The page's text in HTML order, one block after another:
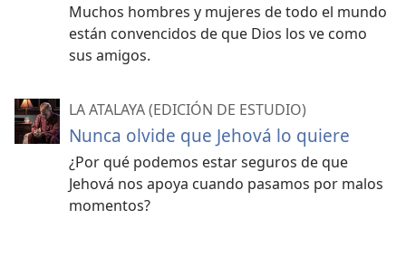
Muchos hombres y mujeres de todo el mundo
están convencidos de que Dios los ve como
sus amigos.
LA ATALAYA (EDICIÓN DE ESTUDIO)
Nunca olvide que Jehová lo quiere
¿Por qué podemos estar seguros de que
Jehová nos apoya cuando pasamos por malos
momentos?